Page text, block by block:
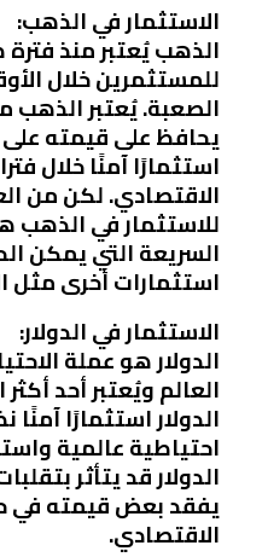
الاستثمار في الذهب:
الذهب يُعتبر منذ فترة
للمستثمرين خلال
الصعبة. يُعتبر الذهب
يحافظ على قيمته على
استثمارًا آمنًا خلال
الاقتصادي. لكن من
للاستثمار في الذهب
السريعة التي يمكن
استثمارات أخرى مثل
الاستثمار في الدولار:
الدولار هو عملة
العالم ويُعتبر أحد
الدولار استثمارًا
احتياطية عالمية
الدولار قد يتأثر
يفقد بعض قيمته في
الاقتصادي.